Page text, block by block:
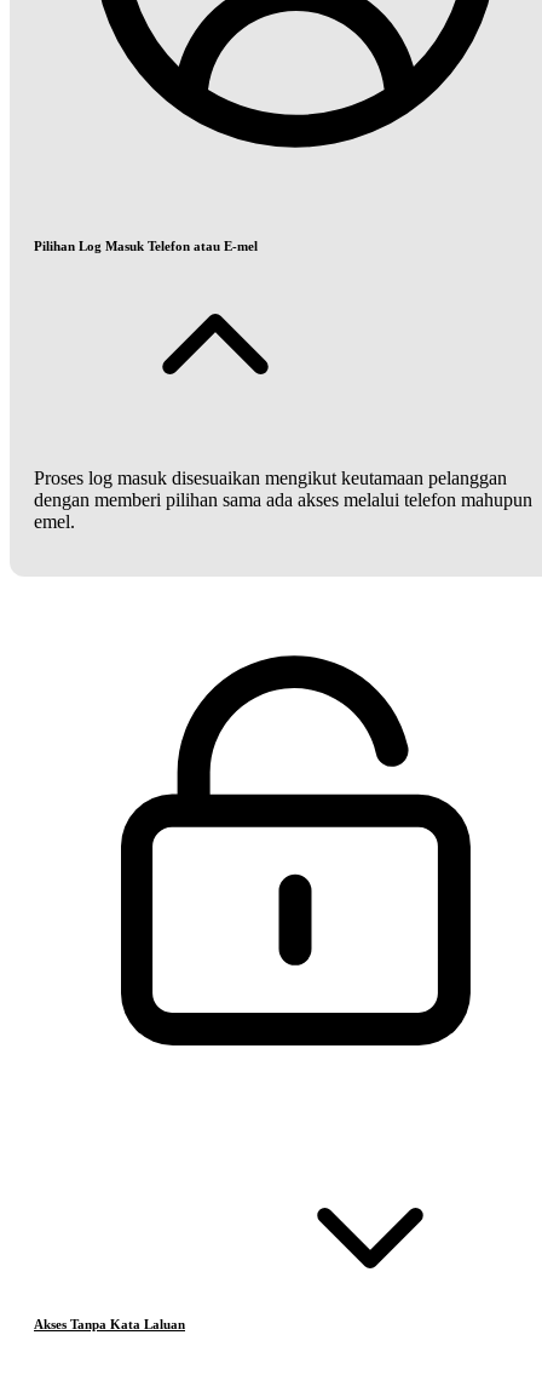
Pilihan Log Masuk Telefon atau E-mel
Proses log masuk disesuaikan mengikut keutamaan pelanggan
dengan memberi pilihan sama ada akses melalui telefon mahupun
emel.
Akses Tanpa Kata Laluan